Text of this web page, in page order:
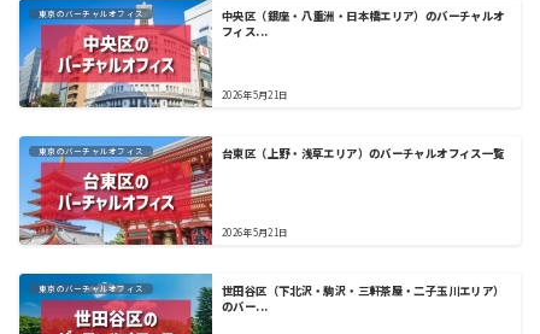
東京のバーチャルオフィス
中央区（銀座・八重洲・日本橋エリア）のバーチャルオ
フィス...
2026年5月21日
東京のバーチャルオフィス 台東区（上野・浅草エリア）のバーチャルオフィス一覧
2026年5月21日
東京のバーチャルオフィス
世田谷区（下北沢・駒沢・三軒茶屋・二子玉川エリア）
のバー...